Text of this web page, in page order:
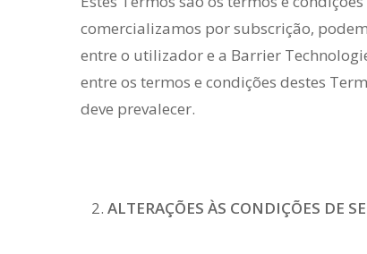
comercializamos por subscrição,
entre o utilizador e a Barrier
entre os termos e condições destes
deve prevalecer.
ALTERAÇÕES ÀS CONDIÇÕES DE